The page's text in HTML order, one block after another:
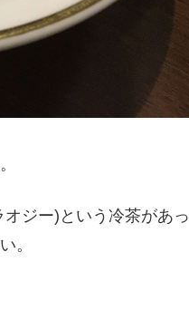
ジー)という冷茶があっ
。